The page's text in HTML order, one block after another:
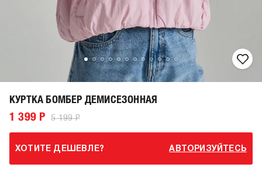
КУРТКА БОМБЕР ДЕМИСЕЗОННАЯ
1 399 Р 5 199 Р
ХОТИТЕ ДЕШЕВЛЕ? АВТОРИЗУЙТЕСЬ